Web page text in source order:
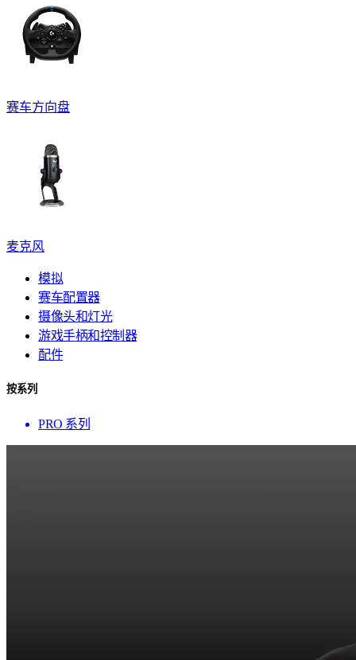
赛车方向盘
麦克风
模拟
赛车配置器
摄像头和灯光
游戏手柄和控制器
配件
按系列
PRO 系列